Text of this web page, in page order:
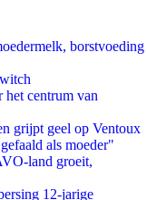
borstvoeding
het centrum van
grijpt geel op Ventoux
als moeder"
land groeit,
12-jarige